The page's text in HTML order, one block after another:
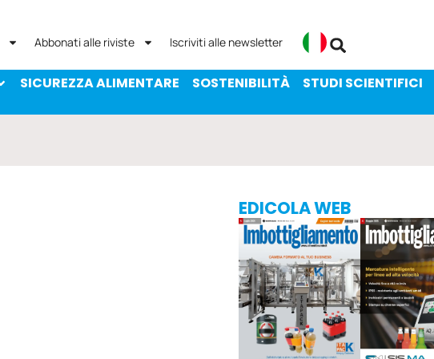
Abbonati alle riviste Iscriviti alle newsletter
SICUREZZA ALIMENTARE SOSTENIBILITÀ STUDI SCIENTIFICI
EDICOLA WEB